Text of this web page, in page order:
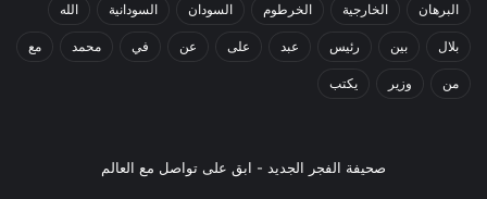
البرهان الخارجية الخرطوم السودان السودانية الله
بلال بين رئيس عبد على عن في محمد مع
من وزير يكتب
صحيفة الفجر الجديد - ابق على تواصل مع العالم